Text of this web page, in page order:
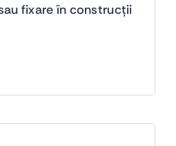
fixare în construcții